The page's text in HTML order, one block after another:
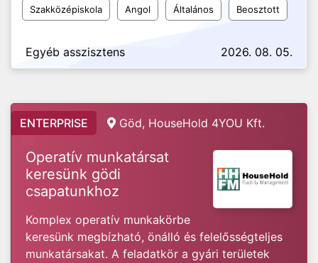
Szakközépiskola Angol Általános Beosztott
Egyéb asszisztens 2026. 08. 05.
ENTERPRISE Göd, HouseHold 4YOU Kft.
Operatív munkatársat
keresünk gödi
csapatunkhoz
Komplex operatív munkakörbe
keresünk megbízható, önálló és felelősségteljes
munkatársakat. A feladatkör a gyári területek